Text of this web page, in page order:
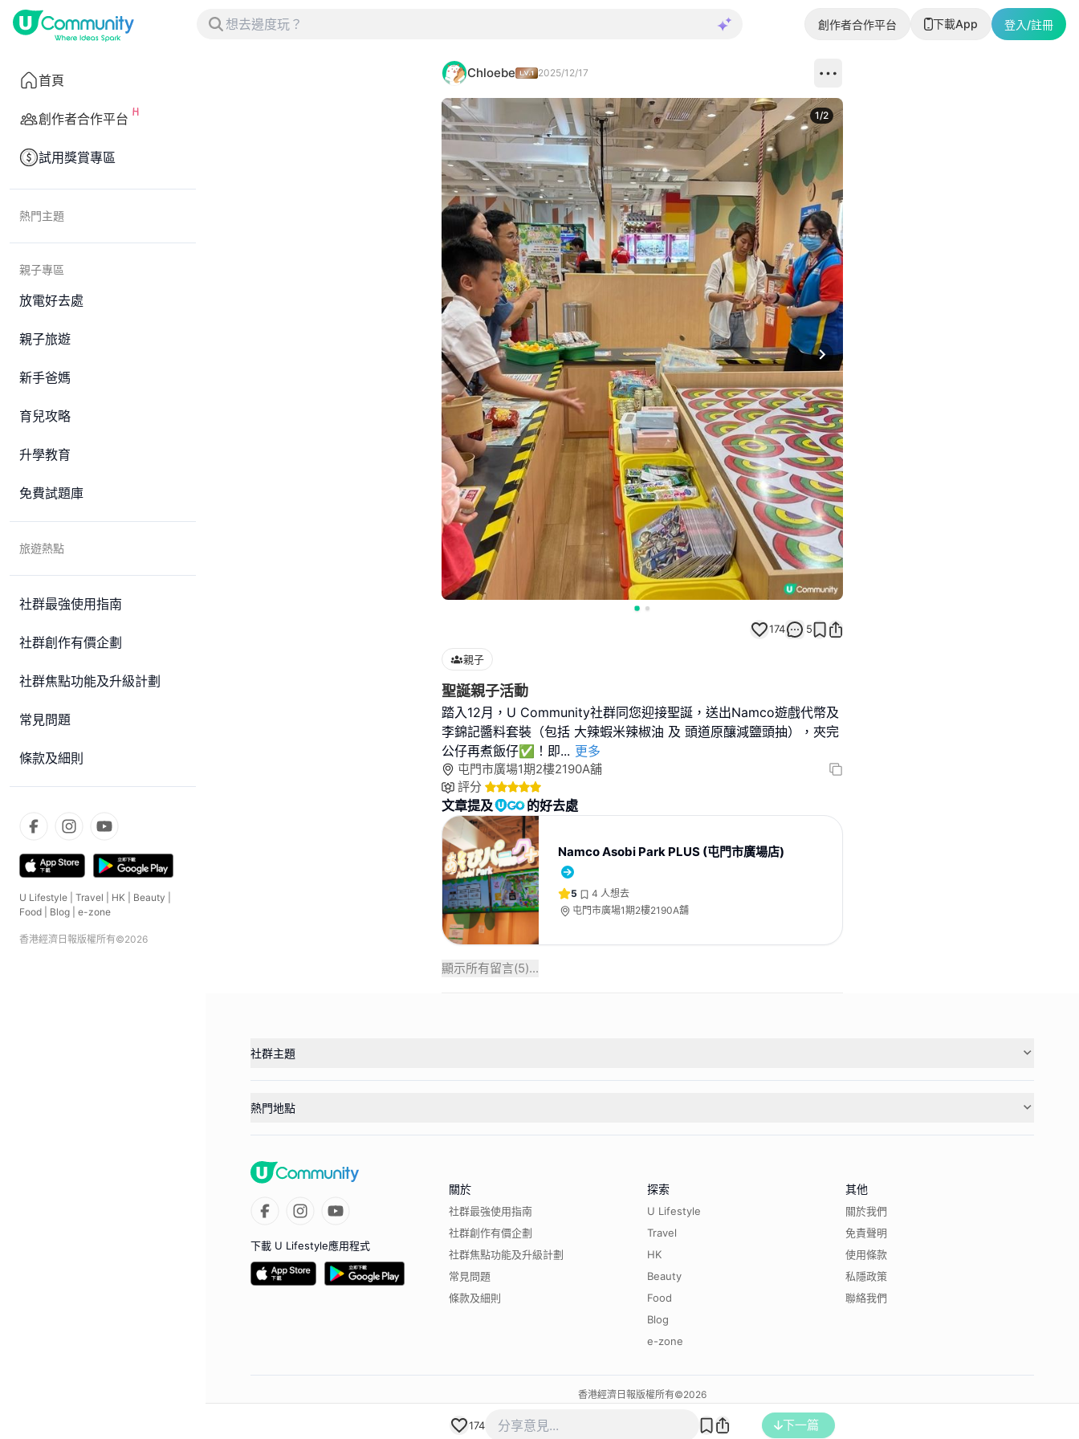
創作者合作平台 下載App 登入/註冊
首頁
創作者合作平台
試用獎賞專區
熱門主題
親子專區
放電好去處
親子旅遊
新手爸媽
育兒攻略
升學教育
免費試題庫
旅遊熱點
社群最強使用指南
社群創作有價企劃
社群焦點功能及升級計劃
常見問題
條款及細則
U Lifestyle Travel HK Beauty
Food
Blog e-zone
香港經濟日報版權所有©2026
Chloebe 2025/12/17
Next slide
1/2
174 5
親子
聖誕親子活動
踏入12月，U Community社群同您迎接聖誕，送出Namco遊戲代幣及
李錦記醬料套裝（包括 大辣蝦米辣椒油 及 頭道原釀減鹽頭抽），夾完
公仔再煮飯仔✅！即... 更多
屯門市廣場1期2樓2190A舖
評分
文章提及 的好去處
Namco Asobi Park PLUS (屯門市廣場店)
5 4 人想去
屯門市廣場1期2樓2190A舖
顯示所有留言(5)...
174 下一篇
社群主題
熱門地點
下載 U Lifestyle應用程式
關於
社群最強使用指南
社群創作有價企劃
社群焦點功能及升級計劃
常見問題
條款及細則
探索
U Lifestyle
Travel
HK
Beauty
Food
Blog
e-zone
其他
關於我們
免責聲明
使用條款
私隱政策
聯絡我們
香港經濟日報版權所有©2026